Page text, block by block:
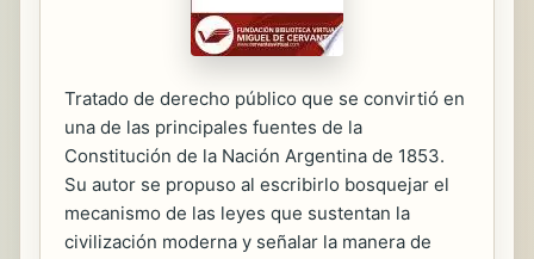
Tratado de derecho público que se convirtió en
una de las principales fuentes de la
Constitución de la Nación Argentina de 1853.
Su autor se propuso al escribirlo bosquejar el
mecanismo de las leyes que sustentan la
civilización moderna y señalar la manera de